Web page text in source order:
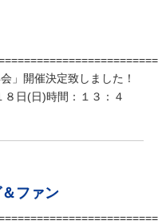
」開催決定致しました！
日(日)時間：１３：４
＆ファン